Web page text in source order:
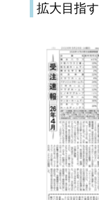
拡大目指す